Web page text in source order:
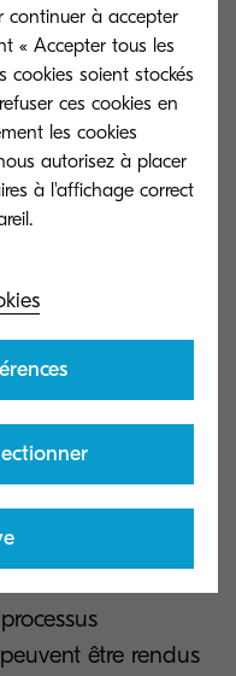
une large gamme
ainsi
gestion de contenu
Kyocera espère
de proposer
large
à de nouveaux
de
Document
à cette
optimales,
de logiciels
être rendus
continuer à accepter
« Accepter tous les
cookies soient stockés
ces cookies en
les cookies
autorisez à placer
à l'affichage correct